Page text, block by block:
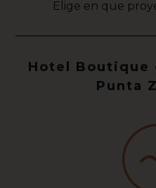
Elige en que
Hotel Boutique
Punta